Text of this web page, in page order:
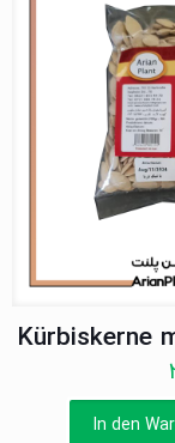
Kürbiskerne
In den